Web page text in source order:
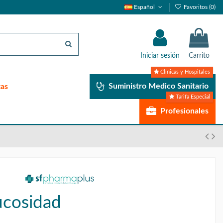
Español Favoritos (0)
Iniciar sesión Carrito
Suministro Medico Sanitario
Clínicas y Hospitales
Profesionales
Tarifa Especial